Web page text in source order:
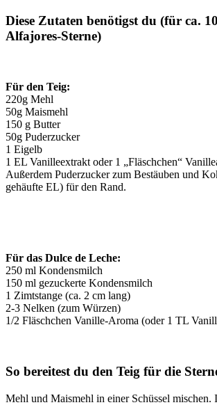
Diese Zutaten benötigst du (für ca.
Alfajores-Sterne)
Für den Teig:
220g Mehl
50g Maismehl
150 g Butter
50g Puderzucker
1 Eigelb
1 EL Vanilleextrakt oder 1 „Fläschchen“
Außerdem Puderzucker zum Bestäuben und
gehäufte EL) für den Rand.
Für das Dulce de Leche:
250 ml Kondensmilch
150 ml gezuckerte Kondensmilch
1 Zimtstange (ca. 2 cm lang)
2-3 Nelken (zum Würzen)
1/2 Fläschchen Vanille-Aroma (oder 1 TL
So bereitest du den Teig für die
Mehl und Maismehl in einer Schüssel mischen.